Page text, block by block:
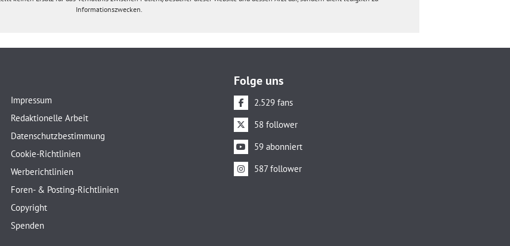
Informationszwecken.
Impressum
Redaktionelle Arbeit
Datenschutzbestimmung
Cookie-Richtlinien
Werberichtlinien
Foren- & Posting-Richtlinien
Copyright
Spenden
Folge uns
2.529 fans
58 follower
59 abonniert
587 follower